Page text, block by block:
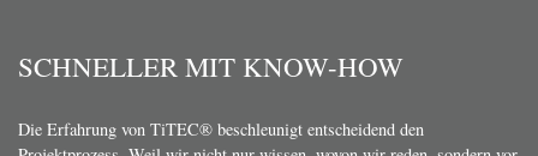
SCHNELLER MIT KNOW-HOW
Die Erfahrung von TiTEC® beschleunigt entscheidend den